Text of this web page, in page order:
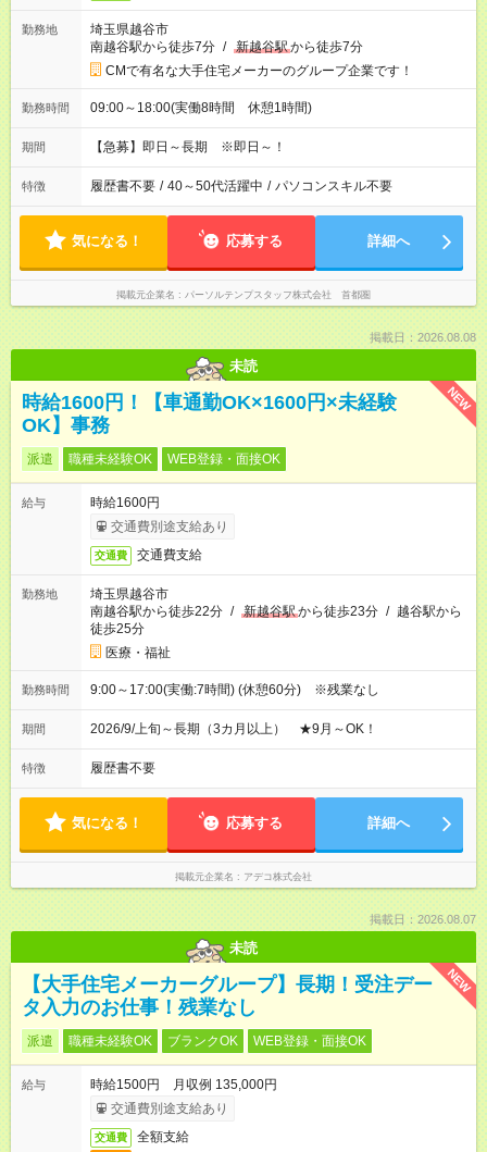
勤務地
埼玉県越谷市
南越谷駅から徒歩7分 / 新越谷駅から徒歩7分
CMで有名な大手住宅メーカーのグループ企業です！
勤務時間 09:00～18:00(実働8時間 休憩1時間)
期間 【急募】即日～長期 ※即日～！
特徴 履歴書不要 / 40～50代活躍中 / パソコンスキル不要
気になる！ 応募する 詳細へ
掲載元企業名 パーソルテンプスタッフ株式会社 首都圏
掲載日：2026.08.08
未読
NEW
時給1600円！【車通勤OK×1600円×未経験
OK】事務
派遣 職種未経験OK WEB登録・面接OK
給与
時給1600円
交通費別途支給あり
交通費 交通費支給
勤務地
埼玉県越谷市
南越谷駅から徒歩22分 / 新越谷駅から徒歩23分 / 越谷駅から
徒歩25分
医療・福祉
勤務時間 9:00～17:00(実働:7時間) (休憩60分) ※残業なし
期間 2026/9/上旬～長期（3カ月以上） ★9月～OK！
特徴 履歴書不要
気になる！ 応募する 詳細へ
掲載元企業名 アデコ株式会社
掲載日：2026.08.07
未読
NEW
【大手住宅メーカーグループ】長期！受注デー
タ入力のお仕事！残業なし
派遣 職種未経験OK ブランクOK WEB登録・面接OK
給与
時給1500円 月収例 135,000円
交通費別途支給あり
交通費
全額支給